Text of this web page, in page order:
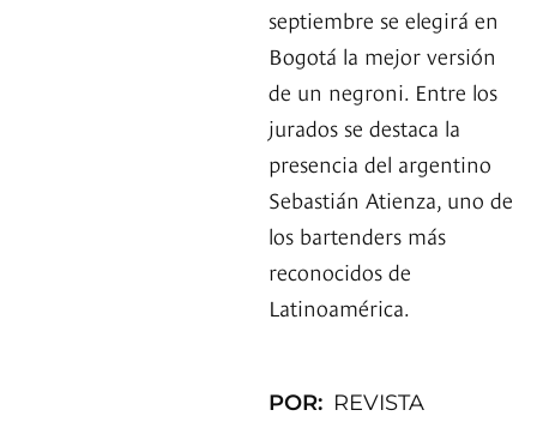
septiembre se elegirá en
Bogotá la mejor versión
de un negroni. Entre los
jurados se destaca la
presencia del argentino
Sebastián Atienza, uno de
los bartenders más
reconocidos de
Latinoamérica.
POR: REVISTA